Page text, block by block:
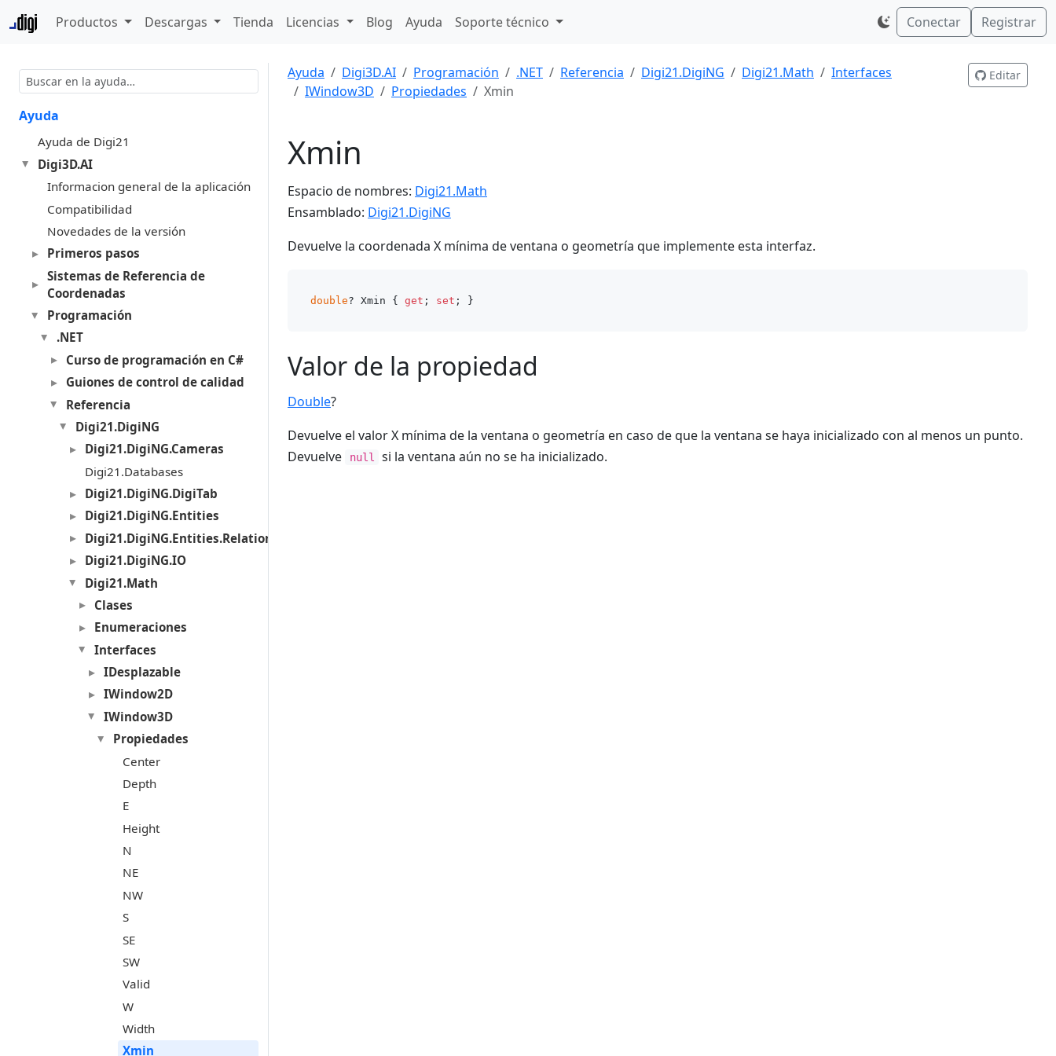
Productos Descargas Tienda Licencias Blog Ayuda Soporte técnico Conectar Registrar
Ayuda
Ayuda de Digi21
Digi3D.AI
Informacion general de la aplicación
Compatibilidad
Novedades de la versión
Primeros pasos
Sistemas de Referencia de
Coordenadas
Programación
.NET
Curso de programación en C#
Guiones de control de calidad
Referencia
Digi21.DigiNG
Digi21.DigiNG.Cameras
Digi21.Databases
Digi21.DigiNG.DigiTab
Digi21.DigiNG.Entities
Digi21.DigiNG.Entities.Relations
Digi21.DigiNG.IO
Digi21.Math
Clases
Enumeraciones
Interfaces
IDesplazable
IWindow2D
IWindow3D
Propiedades
Center
Depth
E
Height
N
NE
NW
S
SE
SW
Valid
W
Width
Xmin
Ayuda Digi3D.AI Programación .NET Referencia Digi21.DigiNG Digi21.Math
Interfaces
IWindow3D
Propiedades Xmin
Editar
Xmin
Espacio de nombres: Digi21.Math
Ensamblado: Digi21.DigiNG
Devuelve la coordenada X mínima de ventana o geometría que implemente esta interfaz.
double? Xmin { get ; set
Valor de la propiedad
Double?
Devuelve el valor X mínima de la ventana o geometría en caso de que la ventana se haya inicializado con al menos un punto.
Devuelve
null si la ventana aún no se ha inicializado.